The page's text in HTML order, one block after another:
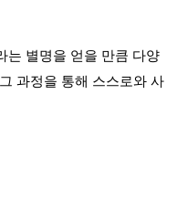
는 별명을 얻을 만큼 다양
과정을 통해 스스로와 사